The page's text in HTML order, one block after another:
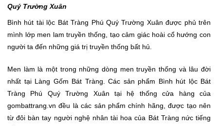
Quý Trường Xuân
Bình hút tài lộc Bát Tràng Phú Quý Trường Xuân được phủ trên
mình lớp men lam truyền thống, tạo cảm giác hoài cổ hướng con
người ta đến những giá trị truyền thống bất hủ.
Men làm là một trong những dòng men truyền thống và lâu đời
nhất tại Làng Gốm Bát Tràng. Các sản phẩm Bình hút lộc Bát
Tràng Phú Quý Trường Xuân tại hệ thống cửa hàng của
gombattrang.vn đều là các sản phẩm chính hãng, được tạo nên
từ đôi bàn tay người nghệ nhân tài hoa của Bát Tràng nức tiếng